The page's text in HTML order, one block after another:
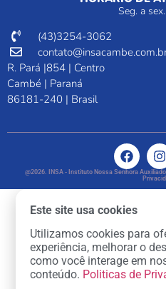
Seg. a
(43)3254-3062
R. Pará |854 | Centro
Cambé | Paraná
86181-240 | Brasil
@2026. INSA - Instituto Nossa Senhora
Este site usa cookies
Utilizamos cookies para
experiência, melhorar o
como você interage em
conteúdo. Politicas de